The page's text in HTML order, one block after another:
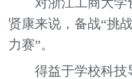
对浙江工商大学
贤康来说，备战“挑
力赛”。
得益于学校科技